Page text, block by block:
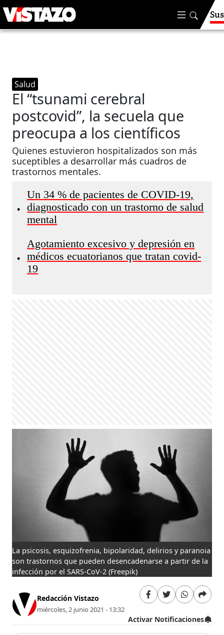
Salud
El “tsunami cerebral
postcovid”, la secuela que
preocupa a los científicos
Quienes estuvieron hospitalizados son más
suceptibles a desarrollar más cuadros de
trastornos mentales.
•
Un 34 % de pacientes de COVID-19,
diagnosticado con un trastorno de salud
mental
•
Agotamiento excesivo y depresión en
médicos ecuatorianos que tratan covid-
19
La psicosis, esquizofrenia, bipolaridad, delirios y paranoia
son trastornos que pueden desencadenarse a partir de la
infección por el SARS-CoV-2 (Freepik)
Redacción Vistazo
miércoles, 2 junio 2021 - 13:32
Activar Notificaciones